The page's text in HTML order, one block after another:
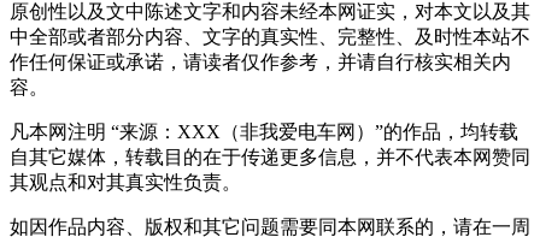
原创性以及文中陈述文字和内容未经本网证实，对本文以及其
中全部或者部分内容、文字的真实性、完整性、及时性本站不
作任何保证或承诺，请读者仅作参考，并请自行核实相关内
容。
凡本网注明 “来源：XXX（非我爱电车网）”的作品，均转载
自其它媒体，转载目的在于传递更多信息，并不代表本网赞同
其观点和对其真实性负责。
如因作品内容、版权和其它问题需要同本网联系的，请在一周